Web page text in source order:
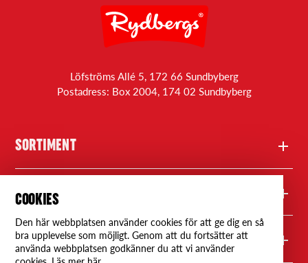
COOKIES
Den här webbplatsen använder cookies för att ge dig en så
bra upplevelse som möjligt. Genom att du fortsätter att
använda webbplatsen godkänner du att vi använder
Löfströms Allé 5, 172 66 Sundbyberg
Postadress: Box 2004, 174 02 Sundbyberg
SORTIMENT
Recept
FRÅGOR
Kontakta oss
RYDBERGS